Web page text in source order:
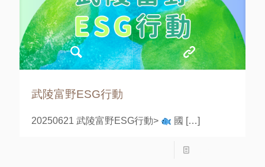
武陵富野ESG行動
20250621 武陵富野ESG行動> 國 […]